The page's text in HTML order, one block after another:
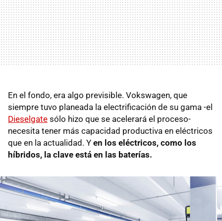
En el fondo, era algo previsible. Vokswagen, que
siempre tuvo planeada la electrificación de su gama -el
Dieselgate sólo hizo que se acelerará el proceso-
necesita tener más capacidad productiva en eléctricos
que en la actualidad. Y en los eléctricos, como los
híbridos, la clave está en las baterías.